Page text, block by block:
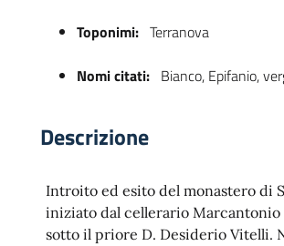
Toponimi: Terranova
Nomi citati: Bianco, Epifanio,
Descrizione
Introito ed esito del monastero di
iniziato dal cellerario Marcantonio
sotto il priore D. Desiderio Vitelli.